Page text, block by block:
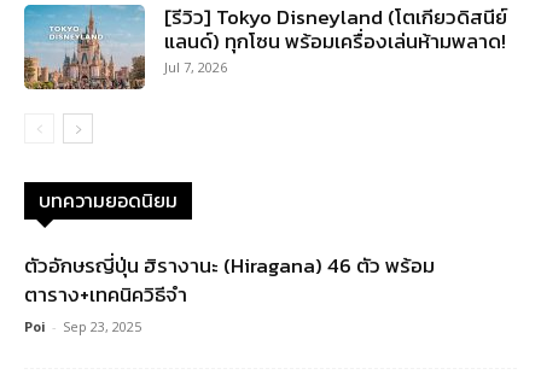
[รีวิว] Tokyo Disneyland (โตเกียวดิสนีย์
แลนด์) ทุกโซน พร้อมเครื่องเล่นห้ามพลาด!
Jul 7, 2026
บทความยอดนิยม
ตัวอักษรญี่ปุ่น ฮิรางานะ (Hiragana) 46 ตัว พร้อม
ตาราง+เทคนิควิธีจำ
Poi - Sep 23, 2025